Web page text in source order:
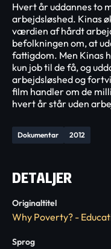
Dokumentar 2012
Hvert år uddannes to
arbejdsløshed. Kinas
værdien af hårdt
befolkningen om, at
fattigdom. Men Kinas
kun job til de få, og
arbejdsløshed og
film handler om de
hvert år står uden
DETALJER
Originaltitel
Why Poverty? -
Sprog